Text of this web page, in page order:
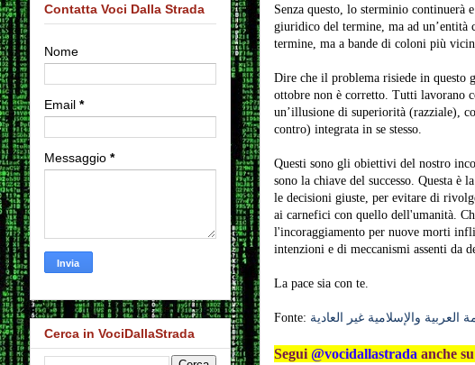
Senza questo, lo sterminio
giuridico del termine, ma ad
termine, ma a bande di coloni più
Dire che il problema risiede in questo
ottobre non è corretto. Tutti lavorano
un’illusione di superiorità (razziale),
contro) integrata in se stesso.
Questi sono gli obiettivi del nostro
sono la chiave del successo. Questa è
le decisioni giuste, per evitare di
ai carnefici con quello dell'umanità.
l'incoraggiamento per nuove morti
intenzioni e di meccanismi assenti da
La pace sia con te.
Fonte: والإسلامية غير العادية
Segui @vocidallastrada anche
Contatta Voci Dalla Strada
Nome
Email *
Messaggio *
Cerca in VociDallaStrada